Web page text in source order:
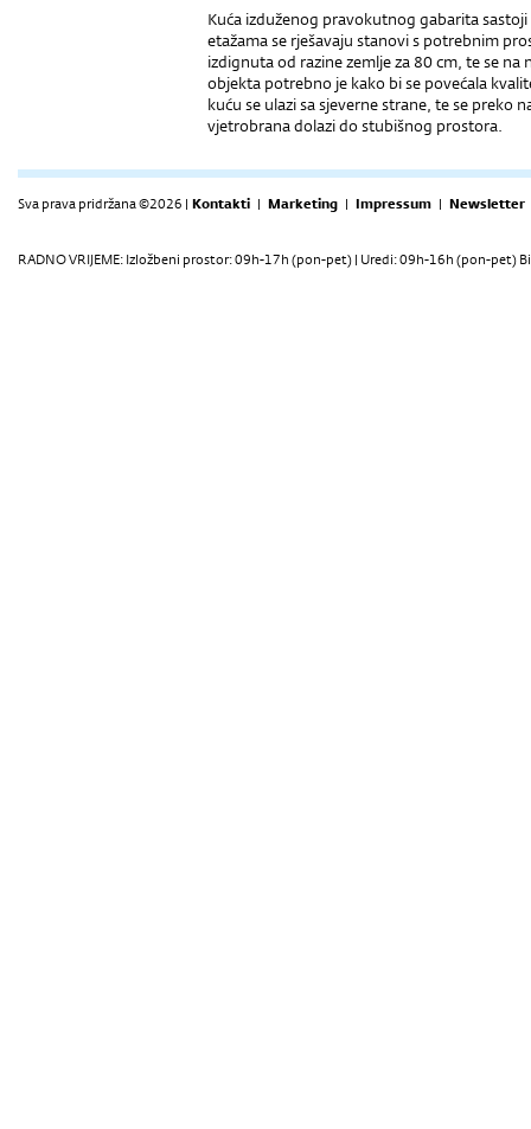
Kuća izduženog pravokutnog gabarita
etažama se rješavaju stanovi s potrebnim
izdignuta od razine zemlje za 80 cm, te se
objekta potrebno je kako bi se povećala
kuću se ulazi sa sjeverne strane, te se preko
vjetrobrana dolazi do stubišnog prostora.
Sva prava pridržana ©2026 | Kontakti | Marketing | Impressum | Newsletter
RADNO VRIJEME: Izložbeni prostor: 09h-17h (pon-pet) | Uredi: 09h-16h (pon-pet)